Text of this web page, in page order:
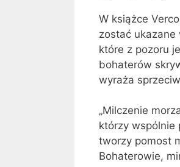
W książce
zostać ukazane
które z pozoru
bohaterów
wyraża
„Milczenie
którzy wspólnie
tworzy pomost
Bohaterowie,